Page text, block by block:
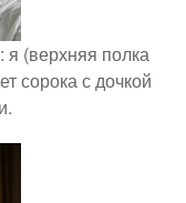
я (верхняя полка
сорока с дочкой